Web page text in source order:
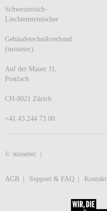
Schweizerisch-
Liechtensteinischer
Gebäudetechnikverband
(suissetec)
Auf der Mauer 11,
Postfach
CH-8021 Zürich
+41 43 244 73 00
© suissetec |
AGB Support & FAQ Kontakt